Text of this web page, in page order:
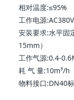
相对温度:≤95%
工作电源
安装要求:水平固
15mm）
工作气源:0.4-
耗 气 量:10m³/h
物料接口:DN40